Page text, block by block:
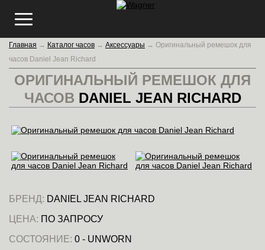
Главная → Каталог часов → Аксессуары → Оригинальный ремешок для
часов Daniel Jean Richard
ОРИГИНАЛЬНЫЙ РЕМЕШОК ДЛЯ
ЧАСОВ DANIEL JEAN RICHARD
БРЕНД: DANIEL JEAN RICHARD
ЦЕНА: ПО ЗАПРОСУ
СОСТОЯНИЕ: 0 - UNWORN